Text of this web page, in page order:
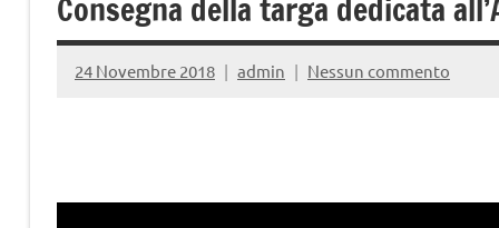
Familiari
Vittime
strada
Consegna della targa dedicata
24 Novembre 2018 admin Nessun commento